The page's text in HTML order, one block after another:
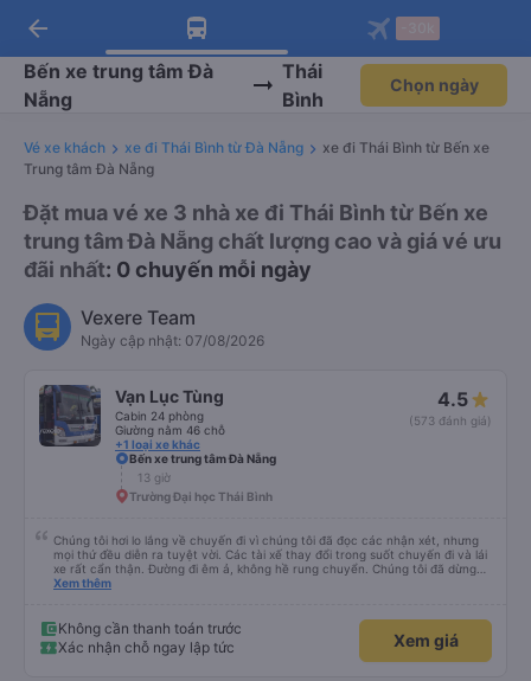
Tải app Vexere ngay!
Nhận ưu đãi thành viên độc
quyền
Mở app
Tải app Vexere
-30k/ghế khi đặt vé máy bay qua
app
Mở app
arrow_back
Bến xe trung tâm Đà
Nẵng
Thái
Bình
Chọn ngày
Vé xe khách xe đi Thái Bình từ Đà Nẵng
xe đi Thái Bình từ Bến xe
Trung tâm Đà Nẵng
Đặt mua vé xe 3 nhà xe đi Thái Bình từ Bến xe
trung tâm Đà Nẵng chất lượng cao và giá vé ưu
đãi nhất: 0 chuyến mỗi ngày
Vexere Team
Ngày cập nhật: 07/08/2026
Vạn Lục Tùng
Cabin 24 phòng
Giường nằm 46 chỗ
+1 loại xe khác
4.5
(573 đánh giá)
Bến xe trung tâm Đà Nẵng
13 giờ
Trường Đại học Thái Bình
Chúng tôi hơi lo lắng về chuyến đi vì chúng tôi đã đọc các nhận xét, nhưng
mọi thứ đều diễn ra tuyệt vời. Các tài xế thay đổi trong suốt chuyến đi và lái
xe rất cẩn thận. Đường đi êm ả, không hề rung chuyển. Chúng tôi đã dừng
đủ số lần để đi vệ sinh và dừng lại để ăn tối. Nhìn chung, ghế ngồi có thể hơi
Xem thêm
Không cần thanh toán trước
Xác nhận chỗ ngay lập tức
Xem giá